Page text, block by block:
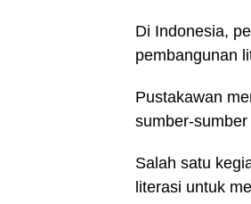
Di Indonesia,
pembangunan
Pustakawan
sumber-
Salah satu
literasi untuk